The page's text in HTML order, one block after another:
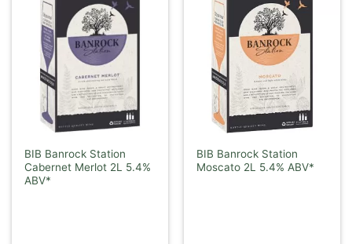
BIB Banrock Station
Cabernet Merlot 2L
BIB Banrock Station
Moscato 2L